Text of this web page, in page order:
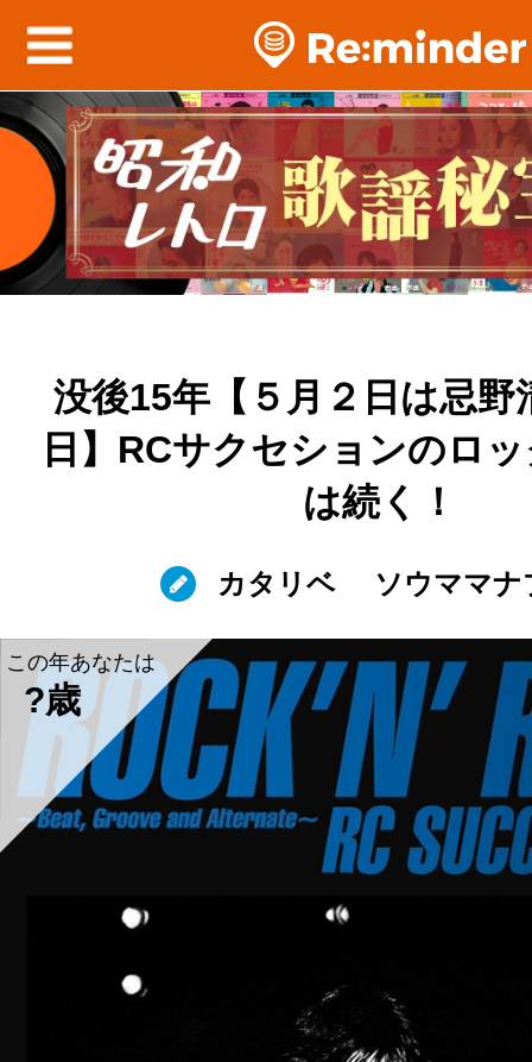
没後15年【５月２日は忌野
日】RCサクセションのロ
は続く！
カタリベ ソウママナ
この年あなたは
?歳